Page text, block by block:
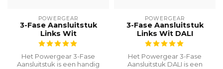
POWERGEAR
3-Fase Aansluitstuk
Links Wit
Het Powergear 3-Fase
Aansluitstuk is een handig
POWERGEAR
3-Fase Aansluitstuk
Links Wit DALI
Het Powergear 3-Fase
Aansluitstuk DALI is een